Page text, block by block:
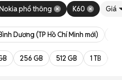
phổ thông K60 Giá
Dương (TP Hồ Chí Minh mới)
256 GB 512 GB 1 TB